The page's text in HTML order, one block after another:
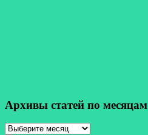
Архивы статей по месяцам
Архивы